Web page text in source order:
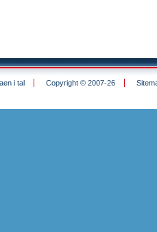
i tal Copyright © 2007-26